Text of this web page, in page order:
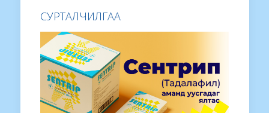
СУРТАЛЧИЛГАА